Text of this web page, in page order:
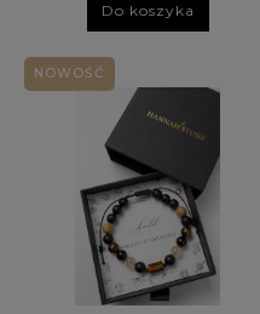
Do koszyka
NOWOŚĆ